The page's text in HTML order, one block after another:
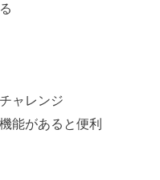
ャレンジ
能があると便利